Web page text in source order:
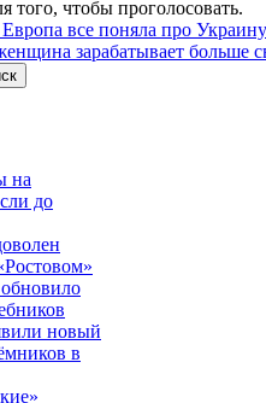
того, чтобы проголосовать.
все поняла про Украину
зарабатывает больше
на
до
новый
в